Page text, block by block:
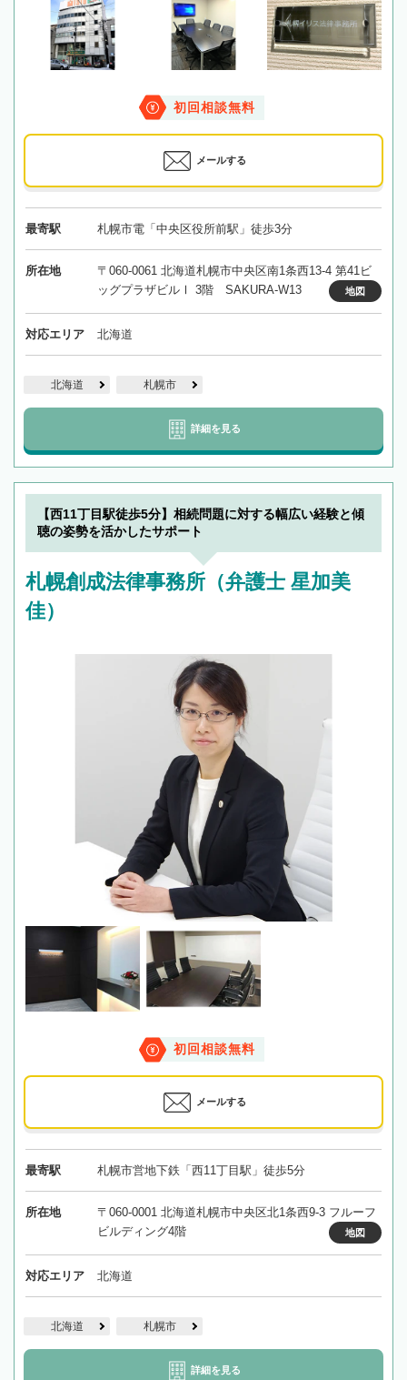
初回相談無料
メールする
最寄駅 札幌市電「中央区役所前駅」徒歩3分
所在地
〒060-0061 北海道札幌市中央区南1条西13-4 第41ビ
ッグプラザビルⅠ 3階 SAKURA-W13
地図
対応エリア 北海道
北海道 札幌市
詳細を見る
【西11丁目駅徒歩5分】相続問題に対する幅広い経験と傾
聴の姿勢を活かしたサポート
札幌創成法律事務所（弁護士 星加美
佳）
初回相談無料
メールする
最寄駅 札幌市営地下鉄「西11丁目駅」徒歩5分
所在地
〒060-0001 北海道札幌市中央区北1条西9-3 フルーフ
ビルディング4階
地図
対応エリア 北海道
北海道 札幌市
詳細を見る